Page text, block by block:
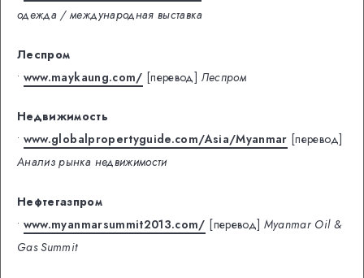
одежда / международная выставка
Леспром
• www.maykaung.com/ [перевод] Леспром
Недвижимость
• www.globalpropertyguide.com/Asia/Myanmar [перевод]
Анализ рынка недвижимости
Нефтегазпром
• www.myanmarsummit2013.com/ [перевод] Myanmar Oil &
Gas Summit